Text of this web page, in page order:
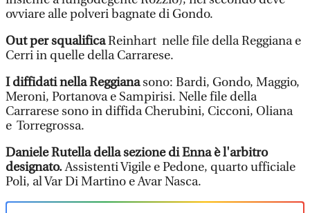
ovviare alle polveri bagnate di Gondo.
Out per squalificaReinhart nelle file della Reggiana e
Cerri in quelle della Carrarese.
I diffidati nella Reggianasono: Bardi, Gondo, Maggio,
Meroni, Portanova e Sampirisi. Nelle file della
Carrarese sono in diffida Cherubini, Cicconi, Oliana
e Torregrossa.
Daniele Rutella della sezione di Enna è l'arbitro
designato.Assistenti Vigile e Pedone, quarto ufficiale
Poli, al Var Di Martino e Avar Nasca.